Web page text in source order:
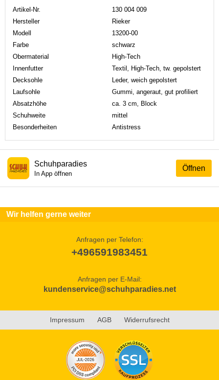
Artikel-Nr.
130 004 009
Hersteller
Rieker
Modell
13200-00
Farbe
schwarz
Obermaterial
High-Tech
Innenfutter
Textil, High-Tech, tw. gepolstert
Decksohle
Leder, weich gepolstert
Laufsohle
Gummi, angeraut, gut profiliert
Absatzhöhe
ca. 3 cm, Block
Schuhweite
mittel
Besonderheiten
Antistress
Öffnen
Schuhparadies
In App öffnen
Wir helfen gerne weiter
Anfragen per Telefon:
+496591983451
Anfragen per E-Mail:
kundenservice@schuhparadies.net
Impressum AGB Widerrufsrecht